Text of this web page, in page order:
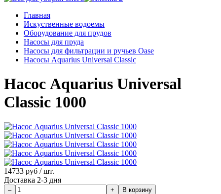
Главная
Искуственные водоемы
Оборудование для прудов
Насосы для пруда
Насосы для фильтрации и ручьев Oase
Насосы Aquarius Universal Classic
Насос Aquarius Universal
Classic 1000
14733 руб / шт.
Доставка 2-3 дня